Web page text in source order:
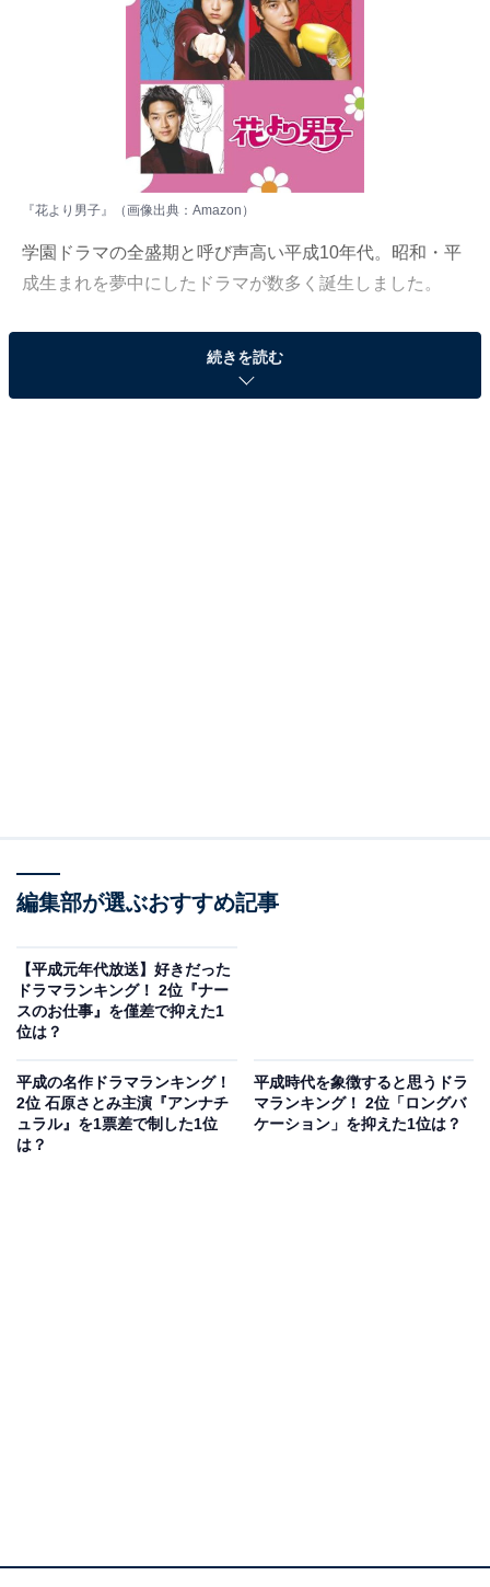
『花より男子』（画像出典： Amazon ）
学園ドラマの全盛期と呼び声高い平成10年代。昭和・平
成生まれを夢中にしたドラマが数多く誕生しました。
All About ニュース編集部は3月22～28日の期間、全国10
～70代の男女350人を対象に「平成に放送したドラマ」
2018年には『花より男子』の新シリーズとなる『花のち
んや小栗さんがゲスト出演したことでも反響を呼びまし
た。
ら」（20代女性／福島県）、「学園ドラマが一番流行っ
た時代だと思う」（30代女性／大阪府）、「原作のイメ
ージを壊すことなく実写も素晴らしかった」（30代女性
続きを読む
編集部が選ぶおすすめ記事
【平成元年代放送】好きだった
ドラマランキング！ 2位『ナー
スのお仕事』を僅差で抑えた1
位は？
平成の名作ドラマランキング！
2位 石原さとみ主演『アンナチ
ュラル』を1票差で制した1位
は？
平成時代を象徴すると思うドラ
マランキング！ 2位「ロングバ
ケーション」を抑えた1位は？